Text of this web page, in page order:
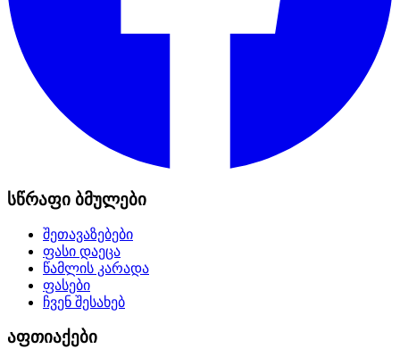
სწრაფი ბმულები
შეთავაზებები
ფასი დაეცა
წამლის კარადა
ფასები
ჩვენ შესახებ
აფთიაქები